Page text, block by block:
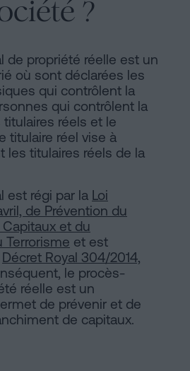
?
de propriété réelle est un
où sont déclarées les
qui contrôlent la
qui contrôlent la
réels et le
titulaire réel vise à
les titulaires réels de la
est régi par la Loi
de Prévention du
et du
Terrorisme et est
Décret Royal 304/2014,
le procès-
réelle est un
de prévenir et de
de capitaux.